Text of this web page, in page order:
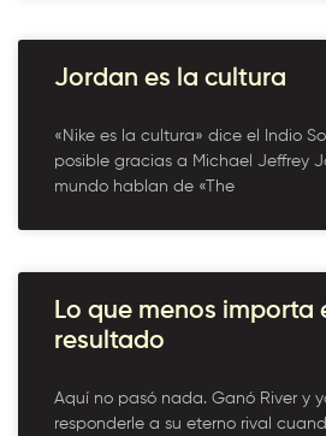
Jordan es la cultura
«Nike es la cultura» dice el Indio
posible gracias a Michael Jeffrey
mundo hablan de «The
Lo que menos importa
resultado
Aquí no pasó nada. Ganó River y
responderle a su eterno rival